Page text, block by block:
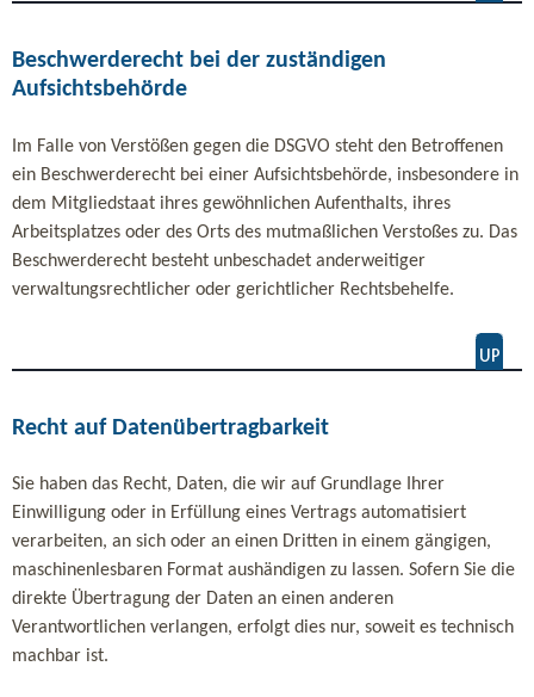
Beschwerderecht bei der zuständigen
Aufsichtsbehörde
Im Falle von Verstößen gegen die DSGVO steht den Betroffenen
ein Beschwerderecht bei einer Aufsichtsbehörde, insbesondere in
dem Mitgliedstaat ihres gewöhnlichen Aufenthalts, ihres
Arbeitsplatzes oder des Orts des mutmaßlichen Verstoßes zu. Das
Beschwerderecht besteht unbeschadet anderweitiger
verwaltungsrechtlicher oder gerichtlicher Rechtsbehelfe.
Recht auf Datenübertragbarkeit
Sie haben das Recht, Daten, die wir auf Grundlage Ihrer
Einwilligung oder in Erfüllung eines Vertrags automatisiert
verarbeiten, an sich oder an einen Dritten in einem gängigen,
maschinenlesbaren Format aushändigen zu lassen. Sofern Sie die
direkte Übertragung der Daten an einen anderen
Verantwortlichen verlangen, erfolgt dies nur, soweit es technisch
machbar ist.